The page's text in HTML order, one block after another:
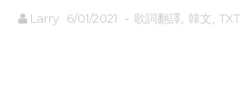
Larry 6/01/2021 - 歌詞翻譯 韓文 TXT